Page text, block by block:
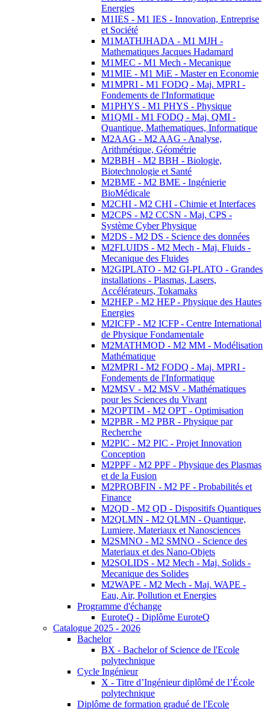
Energies
M1IES - M1 IES - Innovation, Entreprise
et Société
M1MATHJHADA - M1 MJH -
Mathematiques Jacques Hadamard
M1MEC - M1 Mech - Mecanique
M1MIE - M1 MiE - Master en Economie
M1MPRI - M1 FODQ - Maj. MPRI -
Fondements de l'Informatique
M1PHYS - M1 PHYS - Physique
M1QMI - M1 FODQ - Maj. QMI -
Quantique, Mathematiques, Informatique
M2AAG - M2 AAG - Analyse,
Arithmétique, Géométrie
M2BBH - M2 BBH - Biologie,
Biotechnologie et Santé
M2BME - M2 BME - Ingénierie
BioMédicale
M2CHI - M2 CHI - Chimie et Interfaces
M2CPS - M2 CCSN - Maj. CPS -
Système Cyber Physique
M2DS - M2 DS - Science des données
M2FLUIDS - M2 Mech - Maj. Fluids -
Mecanique des Fluides
M2GIPLATO - M2 GI-PLATO - Grandes
installations - Plasmas, Lasers,
Accélérateurs, Tokamaks
M2HEP - M2 HEP - Physique des Hautes
Energies
M2ICFP - M2 ICFP - Centre International
de Physique Fondamentale
M2MATHMOD - M2 MM - Modélisation
Mathématique
M2MPRI - M2 FODQ - Maj. MPRI -
Fondements de l'Informatique
M2MSV - M2 MSV - Mathématiques
pour les Sciences du Vivant
M2OPTIM - M2 OPT - Optimisation
M2PBR - M2 PBR - Physique par
Recherche
M2PIC - M2 PIC - Projet Innovation
Conception
M2PPF - M2 PPF - Physique des Plasmas
et de la Fusion
M2PROBFIN - M2 PF - Probabilités et
Finance
M2QD - M2 QD - Dispositifs Quantiques
M2QLMN - M2 QLMN - Quantique,
Lumiere, Materiaux et Nanosciences
M2SMNO - M2 SMNO - Science des
Materiaux et des Nano-Objets
M2SOLIDS - M2 Mech - Maj. Solids -
Mecanique des Solides
M2WAPE - M2 Mech - Maj. WAPE -
Eau, Air, Pollution et Energies
Programme d'échange
EuroteQ - Diplôme EuroteQ
Catalogue 2025 - 2026
Bachelor
BX - Bachelor of Science de l'Ecole
polytechnique
Cycle Ingénieur
X - Titre d’Ingénieur diplômé de l’École
polytechnique
Diplôme de formation gradué de l'Ecole